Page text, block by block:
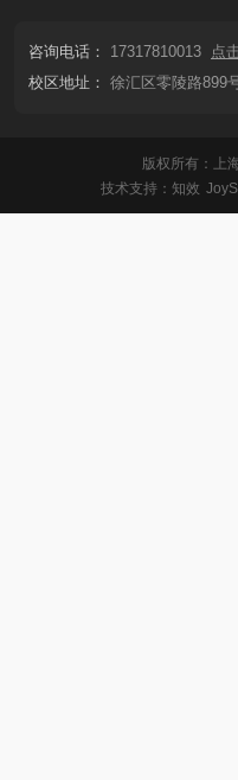
咨询电话： 17317810013 点
校区地址： 徐汇区零陵路899
版权所有：上
技术支持： 知效